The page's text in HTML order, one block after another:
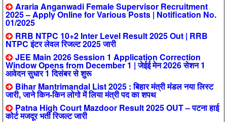
Araria Anganwadi Female Supervisor Recruitment
2025 – Apply Online for Various Posts | Notification No.
01/2025
RRB NTPC 10+2 Inter Level Result 2025 Out | RRB
NTPC इंटर लेवल रिजल्ट 2025 जारी
JEE Main 2026 Session 1 Application Correction
Window Opens from December 1 | जेईई मेन 2026 सेशन 1
आवेदन सुधार 1 दिसंबर से शुरू
Bihar Mantrimandal List 2025 : बिहार मंत्री मंडल नया लिस्ट
जारी, जाने किन-किन लोगो में लिया मंत्री पद का शपथ
Patna High Court Mazdoor Result 2025 OUT – पटना हाई
कोर्ट मजदूर भर्ती रिजल्ट जारी